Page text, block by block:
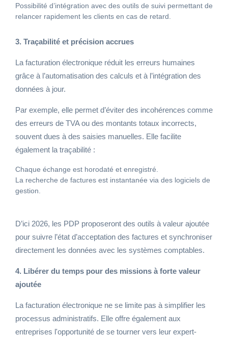
Possibilité d’intégration avec des outils de suivi permettant de
relancer rapidement les clients en cas de retard.
3. Traçabilité et précision accrues
La facturation électronique réduit les erreurs humaines
grâce à l’automatisation des calculs et à l’intégration des
données à jour.
Par exemple, elle permet d’éviter des incohérences comme
des erreurs de TVA ou des montants totaux incorrects,
souvent dues à des saisies manuelles. Elle facilite
également la traçabilité :
Chaque échange est horodaté et enregistré.
La recherche de factures est instantanée via des logiciels de
gestion.
D’ici 2026, les PDP proposeront des outils à valeur ajoutée
pour suivre l’état d’acceptation des factures et synchroniser
directement les données avec les systèmes comptables.
4. Libérer du temps pour des missions à forte valeur
ajoutée
La facturation électronique ne se limite pas à simplifier les
processus administratifs. Elle offre également aux
entreprises l'opportunité de se tourner vers leur expert-